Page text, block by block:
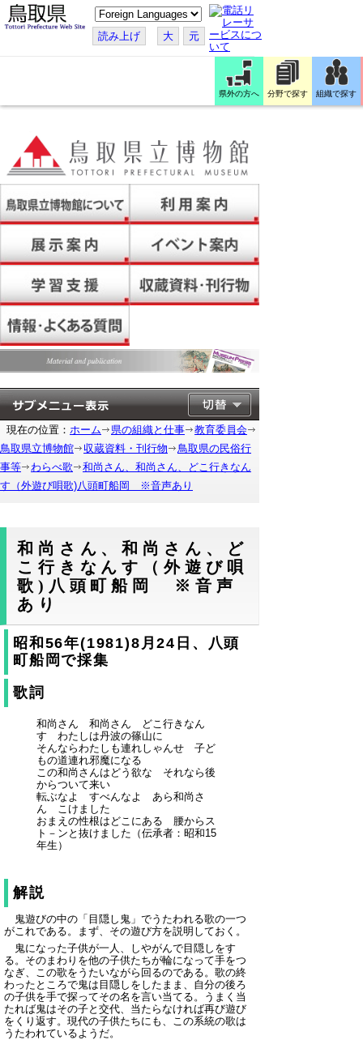
こ
の
ペ
ー
す
読み上げ 大 元
県外の方へ 分野で探す 組織で探す
現在の位置： ホーム 県の組織と仕事
教育委員会
鳥取県立博物館
収蔵資料・刊行物
鳥取県の民俗行
事等
わらべ歌
和尚さん、和尚さん、どこ行きなん
す（外遊び唄歌)八頭町船岡 ※音声あり
和尚さん、和尚さん、ど
こ行きなんす（外遊び唄
歌)八頭町船岡 ※音声
あり
昭和56年(1981)8月24日、八頭
町船岡で採集
歌詞
和尚さん 和尚さん どこ行きなん
す わたしは丹波の篠山に
そんならわたしも連れしゃんせ 子ど
もの道連れ邪魔になる
この和尚さんはどう欲な それなら後
からついて来い
転ぶなよ すべんなよ あら和尚さ
ん こけました
おまえの性根はどこにある 腰からス
ト－ンと抜けました（伝承者：昭和15
年生）
解説
鬼遊びの中の「目隠し鬼」でうたわれる歌の一つ
がこれである。まず、その遊び方を説明しておく。
鬼になった子供が一人、しやがんで目隠しをす
る。そのまわりを他の子供たちが輪になって手をつ
なぎ、この歌をうたいながら回るのである。歌の終
わったところで鬼は目隠しをしたまま、自分の後ろ
の子供を手で探ってその名を言い当てる。うまく当
たれば鬼はその子と交代、当たらなければ再び遊び
をくり返す。現代の子供たちにも、この系統の歌は
うたわれているようだ。